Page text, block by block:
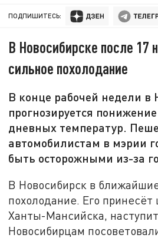
ПОДПИШИТЕСЬ:
В Новосибирске после 17
сильное похолодание
В конце рабочей недели в
прогнозируется
дневных температур.
автомобилистам в мэрии
быть осторожными из-за
В Новосибирск в
похолодание. Его принесёт
Ханты-Мансийска,
Новосибирцам